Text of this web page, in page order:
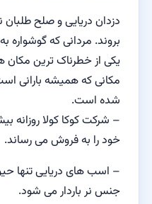
دزدان دریایی و صلح طلبان
بروند. مردانی که
یکی از خطرناک ترین
مکانی که همیشه بارانی
شده است.
خود را به فروش می رساند.
– اسب های دریایی تنها
جنس نر باردار می شود.